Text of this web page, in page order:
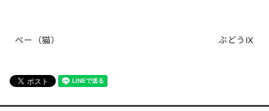
べー（猫） ぶどうⅨ